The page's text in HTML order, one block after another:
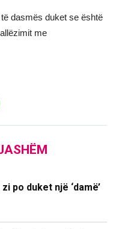
dasmës duket se është
me
po duket një ‘damë’